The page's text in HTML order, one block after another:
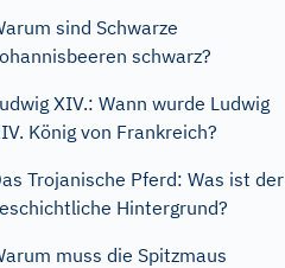
sind Schwarze
schwarz?
XIV.: Wann wurde Ludwig
König von Frankreich?
Trojanische Pferd: Was ist der
Hintergrund?
muss die Spitzmaus